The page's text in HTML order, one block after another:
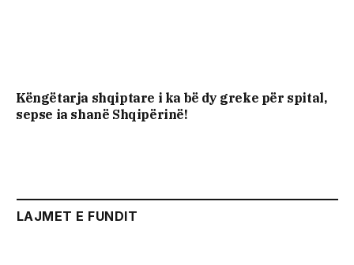
Këngëtarja shqiptare i ka bë dy greke për spital,
sepse ia shanë Shqipërinë!
LAJMET E FUNDIT